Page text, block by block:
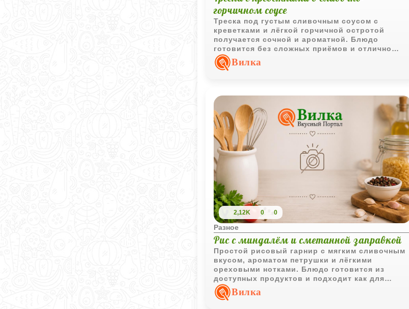
горчичном соусе
Треска под густым сливочным соусом с
креветками и лёгкой горчичной остротой
получается сочной и ароматной. Блюдо
готовится без сложных приёмов и отлично
подходит для семейного ужина.
Вилка
2,12K 0 0
Разное
Рис с миндалём и сметанной заправкой
Простой рисовый гарнир с мягким сливочным
вкусом, ароматом петрушки и лёгкими
ореховыми нотками. Блюдо готовится из
доступных продуктов и подходит как для
самостоятельной подачи, так и в качестве
дополнения к мясу или птице.
Вилка